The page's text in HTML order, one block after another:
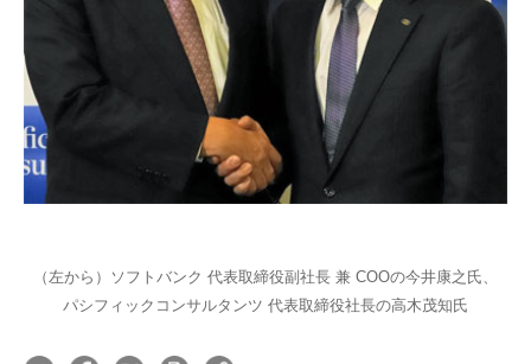
（左から）ソフトバンク 代表取締役副社長 兼 COOの今井康之氏、
パシフィックコンサルタンツ 代表取締役社長の高木茂知氏